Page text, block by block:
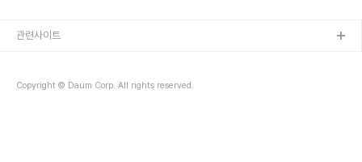
활용하고자 글 내용 전문을 옮깁니다. 글을 쓰신 선생님께서도 이해해
Copyright © Daum Corp. All rights reserved.
관련사이트